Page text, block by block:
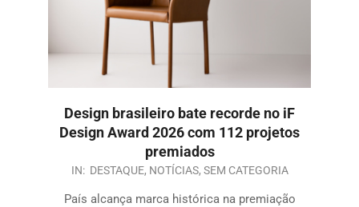
Design brasileiro bate recorde no iF
Design Award 2026 com 112 projetos
premiados
IN: DESTAQUE, NOTÍCIAS, SEM CATEGORIA
País alcança marca histórica na premiação